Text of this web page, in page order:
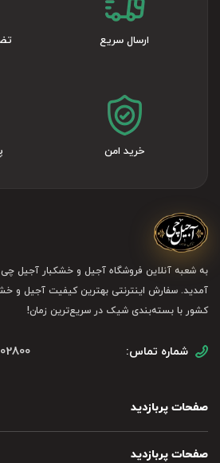
ارسال سریع
خرید امن
آمدید. سفارش اینترنتی بهترین کیفیت آجیل و
کشور با بسته‌بندی شیک در سریع‌ترین زمان!
شماره تماس:
صفحات پربازدید
صفحات پربازدید